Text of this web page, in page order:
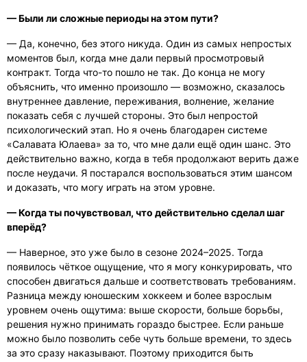
— Были ли сложные периоды на этом пути?
— Да, конечно, без этого никуда. Один из самых непростых
моментов был, когда мне дали первый просмотровый
контракт. Тогда что-то пошло не так. До конца не могу
объяснить, что именно произошло — возможно, сказалось
внутреннее давление, переживания, волнение, желание
показать себя с лучшей стороны. Это был непростой
психологический этап. Но я очень благодарен системе
«Салавата Юлаева» за то, что мне дали ещё один шанс. Это
действительно важно, когда в тебя продолжают верить даже
после неудачи. Я постарался воспользоваться этим шансом
и доказать, что могу играть на этом уровне.
— Когда ты почувствовал, что действительно сделал шаг
вперёд?
— Наверное, это уже было в сезоне 2024–2025. Тогда
появилось чёткое ощущение, что я могу конкурировать, что
способен двигаться дальше и соответствовать требованиям.
Разница между юношеским хоккеем и более взрослым
уровнем очень ощутима: выше скорости, больше борьбы,
решения нужно принимать гораздо быстрее. Если раньше
можно было позволить себе чуть больше времени, то здесь
за это сразу наказывают. Поэтому приходится быть